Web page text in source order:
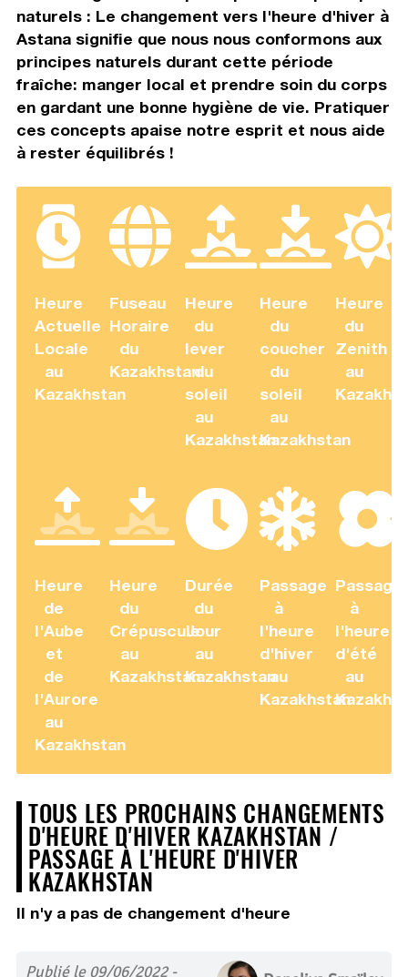
naturels : Le changement vers l'heure d'hiver à
Astana signifie que nous nous conformons aux
principes naturels durant cette période
fraîche: manger local et prendre soin du corps
en gardant une bonne hygiène de vie. Pratiquer
ces concepts apaise notre esprit et nous aide
à rester équilibrés !
Heure
Actuelle
Locale
au
Kazakhstan
Fuseau
Horaire
du
Kazakhstan
Heure
du
lever
du
soleil
au
Kazakhstan
Heure
du
coucher
du
soleil
au
Kazakhstan
Heure
du
Zenith
au
Heure
de
l'Aube
et
de
l'Aurore
au
Kazakhstan
Heure
du
Crépuscule
au
Kazakhstan
Durée
du
Jour
au
Kazakhstan
Passage
à
l'heure
d'hiver
au
Kazakhstan
Passage
à
l'heure
d'été
au
TOUS LES PROCHAINS CHANGEMENTS
D'HEURE D'HIVER KAZAKHSTAN /
PASSAGE À L'HEURE D'HIVER
KAZAKHSTAN
Il n'y a pas de changement d'heure
Publié le 09/06/2022 -